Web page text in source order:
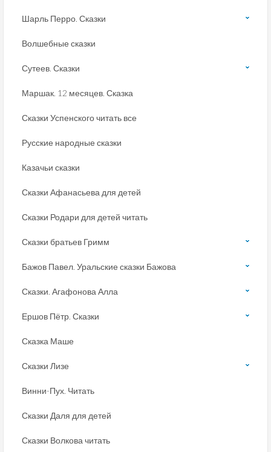
Шарль Перро. Сказки
Волшебные сказки
Сутеев. Сказки
Маршак. 12 месяцев. Сказка
Сказки Успенского читать все
Русские народные сказки
Казачьи сказки
Сказки Афанасьева для детей
Сказки Родари для детей читать
Сказки братьев Гримм
Бажов Павел. Уральские сказки Бажова
Сказки. Агафонова Алла
Ершов Пётр. Сказки
Сказка Маше
Сказки Лизе
Винни-Пух. Читать
Сказки Даля для детей
Сказки Волкова читать